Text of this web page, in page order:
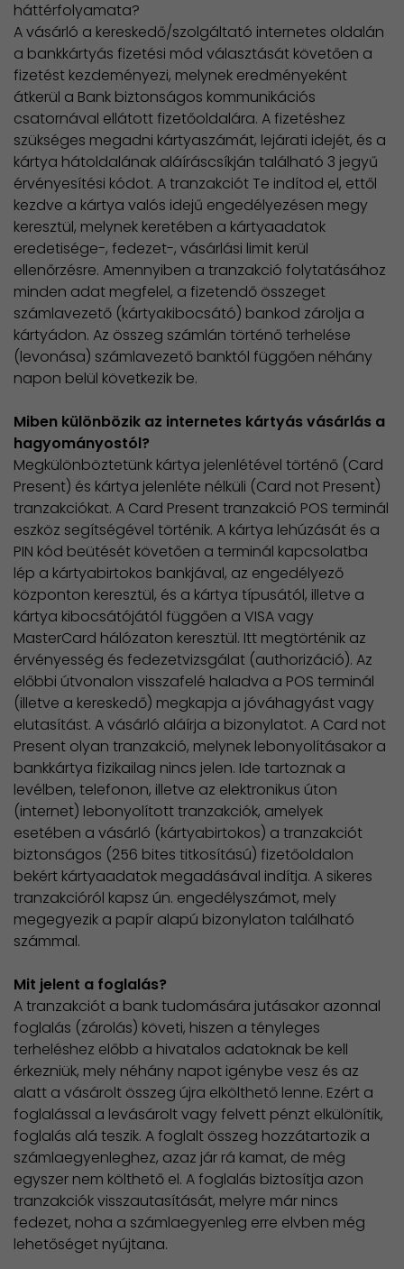
háttérfolyamata?
A vásárló a kereskedő/szolgáltató internetes oldalán
a bankkártyás fizetési mód választását követően a
fizetést kezdeményezi, melynek eredményeként
átkerül a Bank biztonságos kommunikációs
csatornával ellátott fizetőoldalára. A fizetéshez
szükséges megadni kártyaszámát, lejárati idejét, és a
kártya hátoldalának aláíráscsíkján található 3 jegyű
érvényesítési kódot. A tranzakciót Te indítod el, ettől
kezdve a kártya valós idejű engedélyezésen megy
keresztül, melynek keretében a kártyaadatok
eredetisége-, fedezet-, vásárlási limit kerül
ellenőrzésre. Amennyiben a tranzakció folytatásához
minden adat megfelel, a fizetendő összeget
számlavezető (kártyakibocsátó) bankod zárolja a
kártyádon. Az összeg számlán történő terhelése
(levonása) számlavezető banktól függően néhány
napon belül következik be.
Miben különbözik az internetes kártyás vásárlás a
hagyományostól?
Megkülönböztetünk kártya jelenlétével történő (Card
Present) és kártya jelenléte nélküli (Card not Present)
tranzakciókat. A Card Present tranzakció POS terminál
eszköz segítségével történik. A kártya lehúzását és a
PIN kód beütését követően a terminál kapcsolatba
lép a kártyabirtokos bankjával, az engedélyező
központon keresztül, és a kártya típusától, illetve a
kártya kibocsátójától függően a VISA vagy
MasterCard hálózaton keresztül. Itt megtörténik az
érvényesség és fedezetvizsgálat (authorizáció). Az
előbbi útvonalon visszafelé haladva a POS terminál
(illetve a kereskedő) megkapja a jóváhagyást vagy
elutasítást. A vásárló aláírja a bizonylatot. A Card not
Present olyan tranzakció, melynek lebonyolításakor a
bankkártya fizikailag nincs jelen. Ide tartoznak a
levélben, telefonon, illetve az elektronikus úton
(internet) lebonyolított tranzakciók, amelyek
esetében a vásárló (kártyabirtokos) a tranzakciót
biztonságos (256 bites titkosítású) fizetőoldalon
bekért kártyaadatok megadásával indítja. A sikeres
tranzakcióról kapsz ún. engedélyszámot, mely
megegyezik a papír alapú bizonylaton található
számmal.
Mit jelent a foglalás?
A tranzakciót a bank tudomására jutásakor azonnal
foglalás (zárolás) követi, hiszen a tényleges
terheléshez előbb a hivatalos adatoknak be kell
érkezniük, mely néhány napot igénybe vesz és az
alatt a vásárolt összeg újra elkölthető lenne. Ezért a
foglalással a levásárolt vagy felvett pénzt elkülönítik,
foglalás alá teszik. A foglalt összeg hozzátartozik a
számlaegyenleghez, azaz jár rá kamat, de még
egyszer nem költhető el. A foglalás biztosítja azon
tranzakciók visszautasítását, melyre már nincs
fedezet, noha a számlaegyenleg erre elvben még
lehetőséget nyújtana.